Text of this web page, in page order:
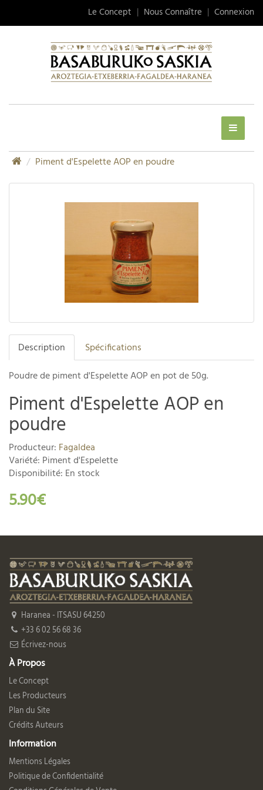
Le Concept Nous Connaître Connexion
Piment d'Espelette AOP en poudre
Description Spécifications
Poudre de piment d'Espelette AOP en pot de 50g.
Piment d'Espelette AOP en
poudre
Producteur: Fagaldea
Variété: Piment d'Espelette
Disponibilité: En stock
5.90€
Haranea - ITSASU 64250
+33 6 02 56 68 36
Écrivez-nous
À Propos
Le Concept
Les Producteurs
Plan du Site
Crédits Auteurs
Information
Mentions Légales
Politique de Confidentialité